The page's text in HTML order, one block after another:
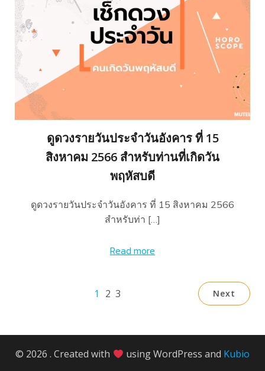
ดูดวงรายวันประจำวันอังคาร ที่ 15
สิงหาคม 2566 สำหรับท่านที่เกิดวัน
พฤหัสบดี
ดูดวงรายวันประจำวันอังคาร ที่ 15 สิงหาคม 2566
สำหรับท่า […]
Read more
1 2 3 Next
© 2026 . Created with using WordPress and Kubio